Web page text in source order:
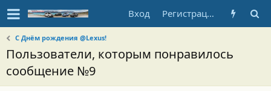
Вход Регистрация
С Днём рождения @Lexus!
Пользователи, которым понравилось
сообщение №9